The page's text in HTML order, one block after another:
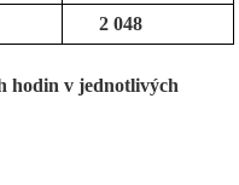
2 048
hodin v jednotlivých